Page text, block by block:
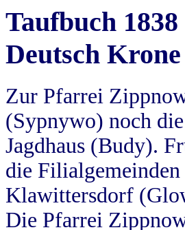
Taufbuch
Deutsch Krone
Zur Pfarrei
(Sypnywo) noch
Jagdhaus (Budy).
die
Klawittersdorf
Die Pfarrei